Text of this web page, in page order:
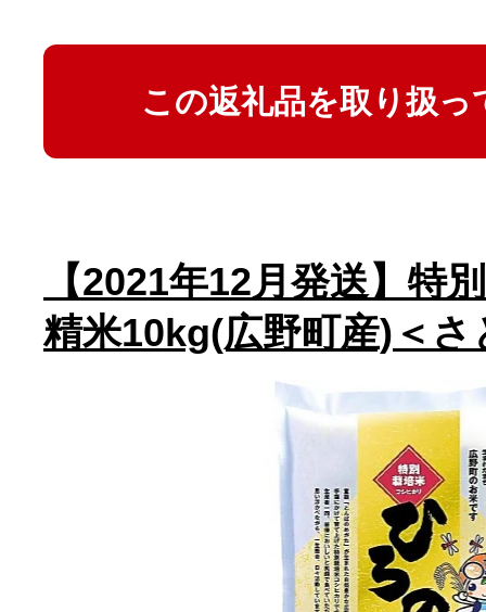
この返礼品を取り扱っ
【2021年12月発送】特
精米10kg(広野町産)＜さ